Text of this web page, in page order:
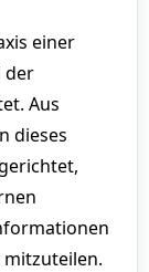
einer
der
Aus
dieses
mitzuteilen.